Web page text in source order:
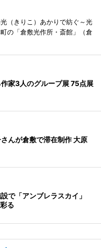
（きりこ）あかりで紡ぐ～光
の「倉敷光作所・斎館」（倉
家3人のグループ展 75点展
んが倉敷で滞在制作 大原
で「アンブレラスカイ」
る